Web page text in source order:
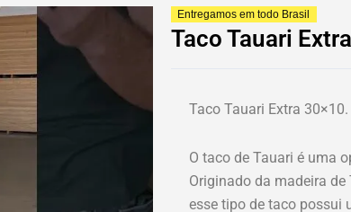
Entregamos em todo Brasil
Taco Tauari
Taco Tauari Extra 30×10.
O taco de Tauari é uma
Originado da madeira
esse tipo de taco possui